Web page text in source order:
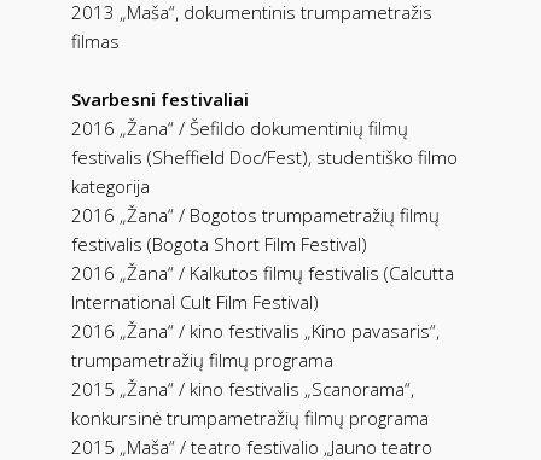
2013 „Maša“, dokumentinis trumpametražis
filmas
Svarbesni festivaliai
2016 „Žana“ / Šefildo dokumentinių filmų
festivalis (Sheffield Doc/Fest), studentiško filmo
kategorija
2016 „Žana“ / Bogotos trumpametražių filmų
festivalis (Bogota Short Film Festival)
2016 „Žana“ / Kalkutos filmų festivalis (Calcutta
International Cult Film Festival)
2016 „Žana“ / kino festivalis „Kino pavasaris“,
trumpametražių filmų programa
2015 „Žana“ / kino festivalis „Scanorama“,
konkursinė trumpametražių filmų programa
2015 „Maša“ / teatro festivalio „Jauno teatro